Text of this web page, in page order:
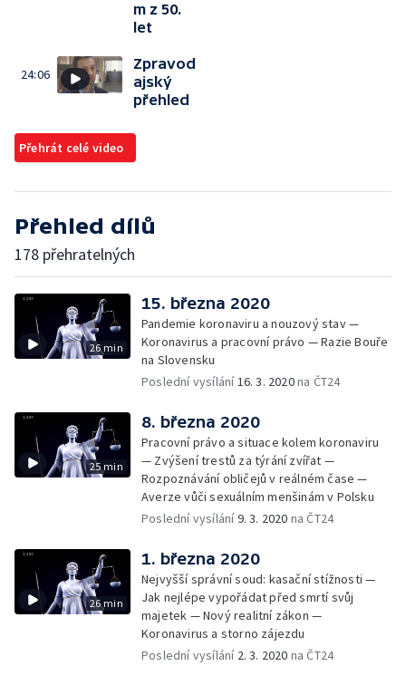
m z 50.
let
24:06
Zpravod
ajský
přehled
Přehrát celé video
Přehled dílů
178 přehratelných
26 min
15. března 2020
Pandemie koronaviru a nouzový stav —
Koronavirus a pracovní právo — Razie Bouře
na Slovensku
Poslední vysílání16. 3. 2020na ČT24
25 min
8. března 2020
Pracovní právo a situace kolem koronaviru
— Zvýšení trestů za týrání zvířat —
Rozpoznávání obličejů v reálném čase —
Averze vůči sexuálním menšinám v Polsku
Poslední vysílání9. 3. 2020 na ČT24
26 min
1. března 2020
Nejvyšší správní soud: kasační stížnosti —
Jak nejlépe vypořádat před smrtí svůj
majetek — Nový realitní zákon —
Koronavirus a storno zájezdu
Poslední vysílání 2. 3. 2020 na ČT24